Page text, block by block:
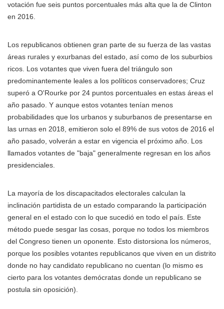
votación fue seis puntos porcentuales más alta que la de Clinton
en 2016.
Los republicanos obtienen gran parte de su fuerza de las vastas
áreas rurales y exurbanas del estado, así como de los suburbios
ricos. Los votantes que viven fuera del triángulo son
predominantemente leales a los políticos conservadores; Cruz
superó a O'Rourke por 24 puntos porcentuales en estas áreas el
año pasado. Y aunque estos votantes tenían menos
probabilidades que los urbanos y suburbanos de presentarse en
las urnas en 2018, emitieron solo el 89% de sus votos de 2016 el
año pasado, volverán a estar en vigencia el próximo año. Los
llamados votantes de "baja" generalmente regresan en los años
presidenciales.
La mayoría de los discapacitados electorales calculan la
inclinación partidista de un estado comparando la participación
general en el estado con lo que sucedió en todo el país. Este
método puede sesgar las cosas, porque no todos los miembros
del Congreso tienen un oponente. Esto distorsiona los números,
porque los posibles votantes republicanos que viven en un distrito
donde no hay candidato republicano no cuentan (lo mismo es
cierto para los votantes demócratas donde un republicano se
postula sin oposición).